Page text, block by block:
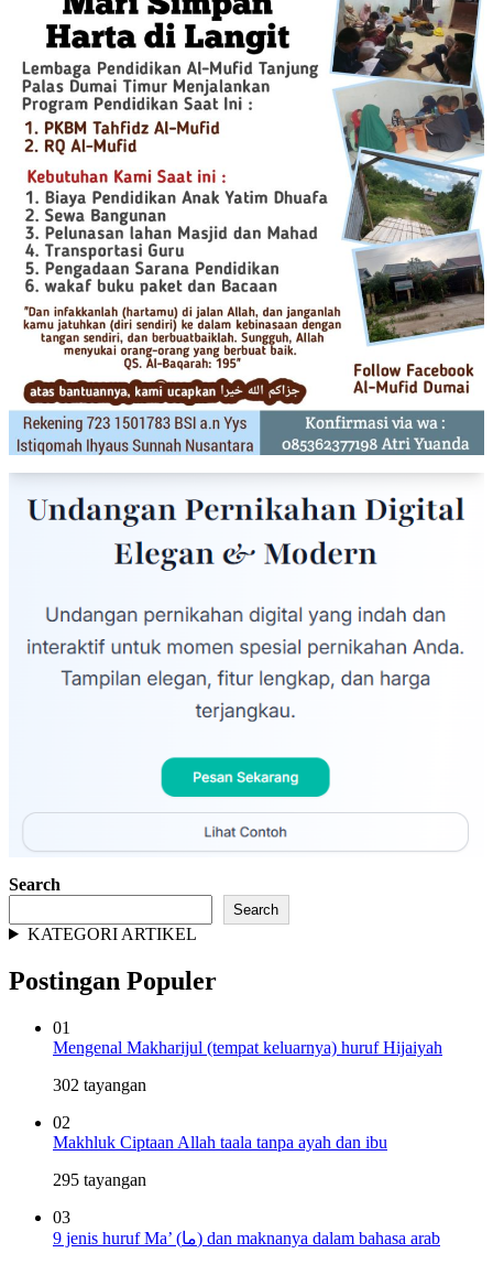
Search
Search
KATEGORI ARTIKEL
Postingan Populer
01
Mengenal Makharijul (tempat keluarnya) huruf Hijaiyah
302 tayangan
02
Makhluk Ciptaan Allah taala tanpa ayah dan ibu
295 tayangan
03
9 jenis huruf Ma’ (ما) dan maknanya dalam bahasa arab